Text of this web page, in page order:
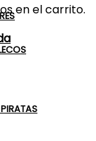
en el carrito.